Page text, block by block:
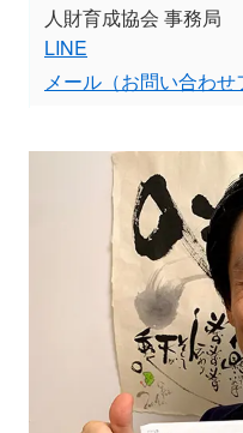
人財育成協会 事務局
LINE
メール（お問い合わせ